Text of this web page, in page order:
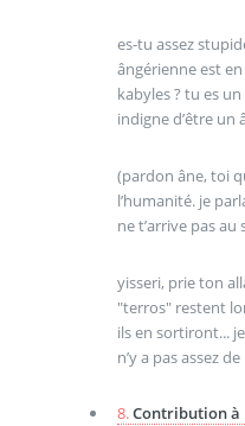
es-tu assez
ângérienne est
kabyles ? tu es
indigne d’être un
(pardon âne, toi
l’humanité. je
ne t’arrive pas au
yisseri, prie ton
"terros" restent
ils en sortiront...
n’y a pas assez
8.Contribution à